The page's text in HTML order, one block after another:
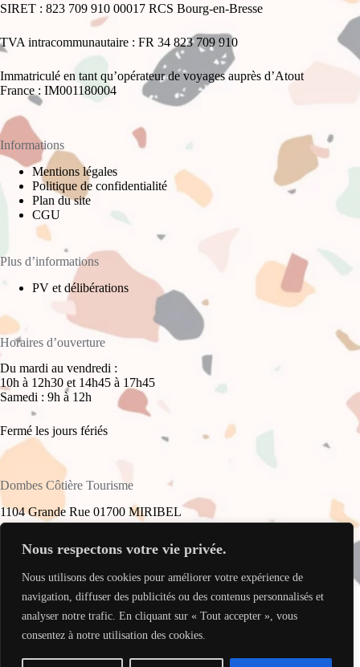
Nous respectons votre vie privée.
Nous utilisons des cookies pour améliorer votre expérience de
navigation, diffuser des publicités ou des contenus personnalisés et
analyser notre trafic. En cliquant sur « Tout accepter », vous
consentez à notre utilisation des cookies.
SIRET : 823 709 910 00017 RCS Bourg-en-Bresse
TVA intracommunautaire : FR 34 823 709 910
Immatriculé en tant qu’opérateur de voyages auprès d’Atout
France : IM001180004
Informations
Mentions légales
Politique de confidentialité
Plan du site
CGU
Plus d’informations
PV et délibérations
Horaires d’ouverture
Du mardi au vendredi :
10h à 12h30 et 14h45 à 17h45
Samedi : 9h à 12h
Fermé les jours fériés
Dombes Côtière Tourisme
1104 Grande Rue 01700 MIRIBEL
+33(0)4 78 55 61 16
accueil@dombes-cotiere-tourisme.fr
Copyright © 2026 - Site réalisé parMy Freelance Rocks.